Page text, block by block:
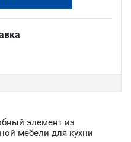
элемент из
мебели для кухни